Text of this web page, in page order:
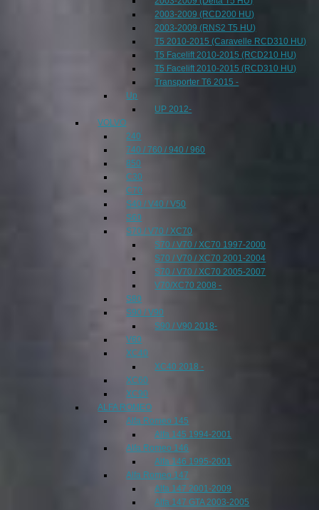
2003-2009 (RCD200 HU)
2003-2009 (RNS2 T5 HU)
T5 2010-2015 (Caravelle RCD310 HU)
T5 Facelift 2010-2015 (RCD210 HU)
T5 Facelift 2010-2015 (RCD310 HU)
Transporter T6 2015 -
Up
UP 2012-
VOLVO
240
740 / 760 / 940 / 960
850
C30
C70
S40 / V40 / V50
S60
S70 / V70 / XC70
S70 / V70 / XC70 1997-2000
S70 / V70 / XC70 2001-2004
S70 / V70 / XC70 2005-2007
V70/XC70 2008 -
S80
S90 / V90
S90 / V90 2018-
V60
XC40
XC40 2018 -
XC60
XC90
ALFA ROMEO
Alfa Romeo 145
Alfa 145 1994-2001
Alfa Romeo 146
Alfa 146 1995-2001
Alfa Romeo 147
Alfa 147 2001-2009
Alfa 147 GTA 2003-2005